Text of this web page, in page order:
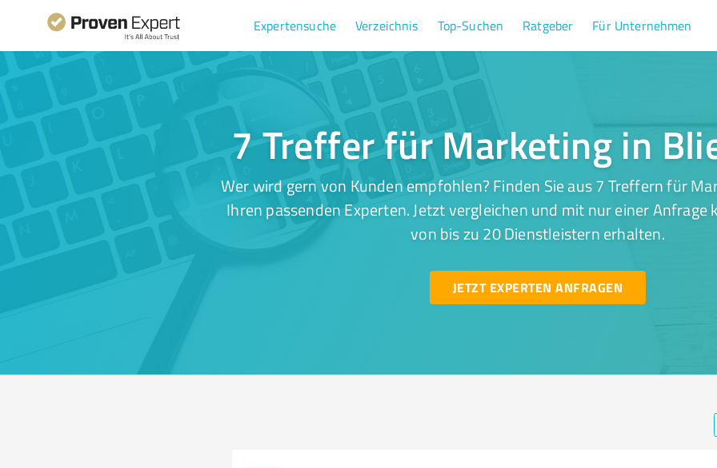
Expertensuche Verzeichnis Top-Suchen Ratgeber Für Unternehmen
7 Treffer für Marketing in
Wer wird gern von Kunden empfohlen? Finden Sie aus 7 Treffern für
Ihren passenden Experten. Jetzt vergleichen und mit nur einer Anfrage
von bis zu 20 Dienstleistern erhalten.
JETZT EXPERTEN ANFRAGEN